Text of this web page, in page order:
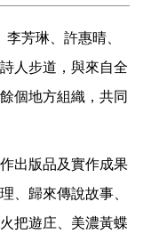
芳琳、許惠晴、
人步道，與來自全
餘個地方組織，共同
出版品及實作成果
、歸來傳說故事、
把遊庄、美濃黃蝶